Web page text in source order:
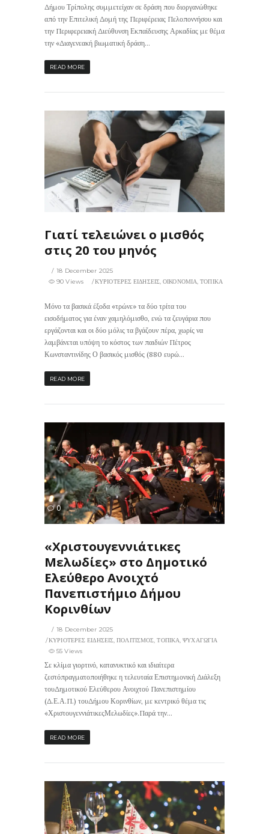
Δήμου Τρίπολης συμμετείχαν σε δράση που διοργανώθηκε
από την Επιτελική Δομή της Περιφέρειας Πελοποννήσου και
την Περιφερειακή Διεύθυνση Εκπαίδευσης Αρκαδίας με θέμα
την «Διαγενεακή βιωματική δράση...
READ MORE
0
Γιατί τελειώνει ο μισθός
στις 20 του μηνός
18 December 2025
ΚΥΡΙΟΤΕΡΕΣ ΕΙΔΗΣΕΙΣ,ΟΙΚΟΝΟΜΙΑ,ΤΟΠΙΚΑ
90 Views
Μόνο τα βασικά έξοδα «τρώνε» τα δύο τρίτα του
εισοδήματος για έναν χαμηλόμισθο, ενώ τα ζευγάρια που
εργάζονται και οι δύο μόλις τα βγάζουν πέρα, χωρίς να
λαμβάνεται υπόψη το κόστος των παιδιών Πέτρος
Κωνσταντινίδης Ο βασικός μισθός (880 ευρώ...
READ MORE
0
«Χριστουγεννιάτικες
Μελωδίες» στο Δημοτικό
Ελεύθερο Ανοιχτό
Πανεπιστήμιο Δήμου
Κορινθίων
18 December 2025
ΚΥΡΙΟΤΕΡΕΣ ΕΙΔΗΣΕΙΣ,ΠΟΛΙΤΙΣΜΟΣ,ΤΟΠΙΚΑ,ΨΥΧΑΓΩΓΙΑ
55 Views
Σε κλίμα γιορτινό, κατανυκτικό και ιδιαίτερα
ζεστόπραγματοποιήθηκε η τελευταία Επιστημονική Διάλεξη
τουΔημοτικού Ελεύθερου Ανοιχτού Πανεπιστημίου
(Δ.Ε.Α.Π.) τουΔήμου Κορινθίων, με κεντρικό θέμα τις
«ΧριστουγεννιάτικεςΜελωδίες».Παρά την...
READ MORE